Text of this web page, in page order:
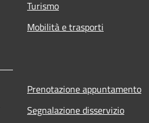
Turismo
Mobilità e trasporti
Prenotazione appuntamento
Segnalazione disservizio